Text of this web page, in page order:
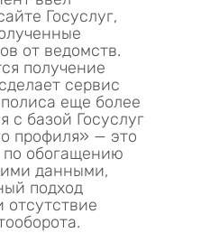
Госуслуг,
от ведомств.
получение
сервис
еще более
с базой Госуслуг
профиля» — это
обогащению
данными,
подход
отсутствие